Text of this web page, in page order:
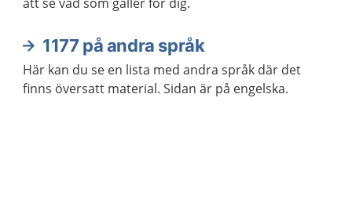
1177 på andra språk
Här kan du se en lista med andra språk där det
finns översatt material. Sidan är på engelska.